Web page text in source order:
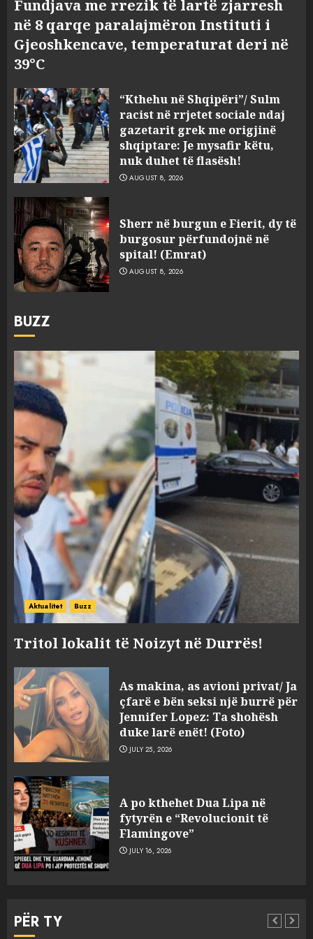
Fundjava me rrezik të lartë zjarresh
në 8 qarqe paralajmëron Instituti i
Gjeoshkencave, temperaturat deri në
39°C
“Kthehu në Shqipëri”/ Sulm
racist në rrjetet sociale ndaj
gazetarit grek me origjinë
shqiptare: Je mysafir këtu,
nuk duhet të flasësh!
AUGUST 8, 2026
Sherr në burgun e Fierit, dy të
burgosur përfundojnë në
spital! (Emrat)
AUGUST 8, 2026
BUZZ
Aktualitet Buzz
Tritol lokalit të Noizyt në Durrës!
As makina, as avioni privat/ Ja
çfarë e bën seksi një burrë për
Jennifer Lopez: Ta shohësh
duke larë enët! (Foto)
JULY 25, 2026
A po kthehet Dua Lipa në
fytyrën e “Revolucionit të
Flamingove”
JULY 16, 2026
PËR TY
3
burgosur përfundojnë në
spital! (Emrat)
AUGUST 8, 2026
flagrancë autori i dyshuar në